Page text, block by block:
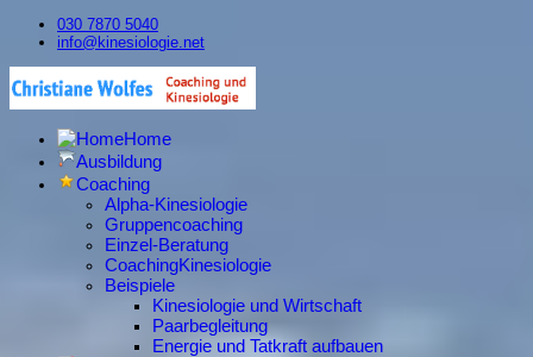
030 7870 5040
info@kinesiologie.net
Home
Ausbildung
Coaching
Alpha-Kinesiologie
Gruppencoaching
Einzel-Beratung
CoachingKinesiologie
Beispiele
Kinesiologie und Wirtschaft
Paarbegleitung
Energie und Tatkraft aufbauen